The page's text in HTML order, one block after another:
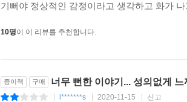
기뻐야 정상적인 감정이라고 생각하고 화가
10명이 이 리뷰를 추천합니다.
종이책 구매 너무 뻔한 이야기... 성의없게 느
l*******s 2020-11-15 신고